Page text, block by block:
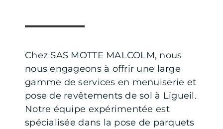
Chez SAS MOTTE MALCOLM, nous
nous engageons à offrir une large
gamme de services en menuiserie et
pose de revêtements de sol à Ligueil.
Notre équipe expérimentée est
spécialisée dans la pose de parquets